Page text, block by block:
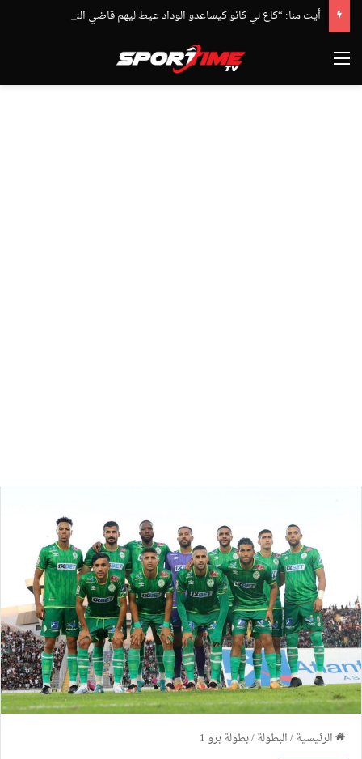
القائمة
الرئيسية/البطولة/بطولة برو 1